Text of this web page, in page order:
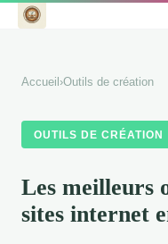
Accueil ›Outils de création
OUTILS DE CRÉATION
Les meilleurs
sites internet